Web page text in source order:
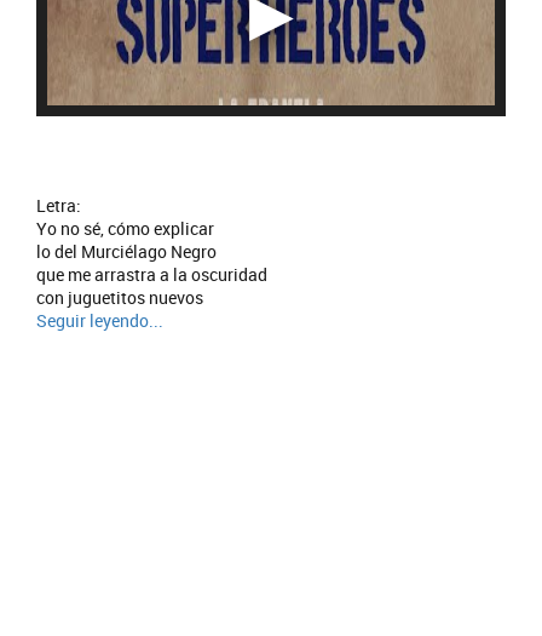
Letra:
Yo no sé, cómo explicar
lo del Murciélago Negro
que me arrastra a la oscuridad
con juguetitos nuevos
Seguir leyendo...